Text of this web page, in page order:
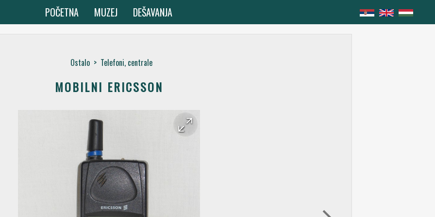
POČETNA MUZEJ DEŠAVANJA
Ostalo> Telefoni, centrale
MOBILNI ERICSSON
arrow_back
arrow_forward